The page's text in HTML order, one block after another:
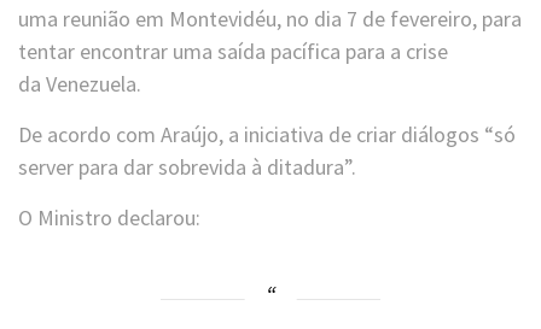
uma reunião em Montevidéu, no dia 7 de fevereiro, para
tentar encontrar uma saída pacífica para a crise
da Venezuela.
De acordo com Araújo, a iniciativa de criar diálogos “só
server para dar sobrevida à ditadura”.
O Ministro declarou: